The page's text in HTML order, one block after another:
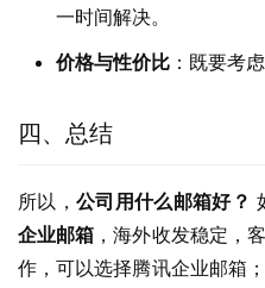
一时间解决。
价格与性价比 ：既要考
四、总结
所以， 公司用什么邮箱好？
企业邮箱 ，海外收发稳定，
作，可以选择腾讯企业邮箱